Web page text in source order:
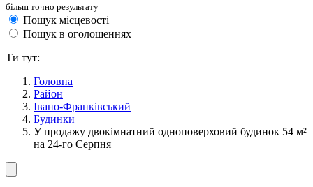
більш точно результату
Пошук місцевості
Пошук в оголошеннях
Ти тут:
Головна
Район
Івано-Франківський
Будинки
У продажу двокімнатний одноповерховий будинок 54 м²
на 24-го Cерпня